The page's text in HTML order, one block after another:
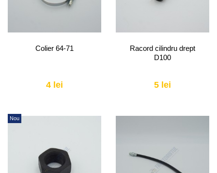
Colier 64-71
4 lei
Racord cilindru drept
D100
5 lei
Nou